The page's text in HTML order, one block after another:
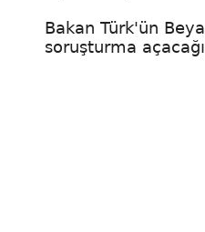
Bakan Türk'ün
soruşturma